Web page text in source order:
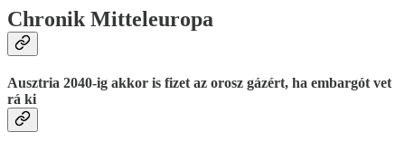
Chronik Mitteleuropa
Ausztria 2040-ig akkor is fizet az orosz gázért, ha embargót vet
rá ki